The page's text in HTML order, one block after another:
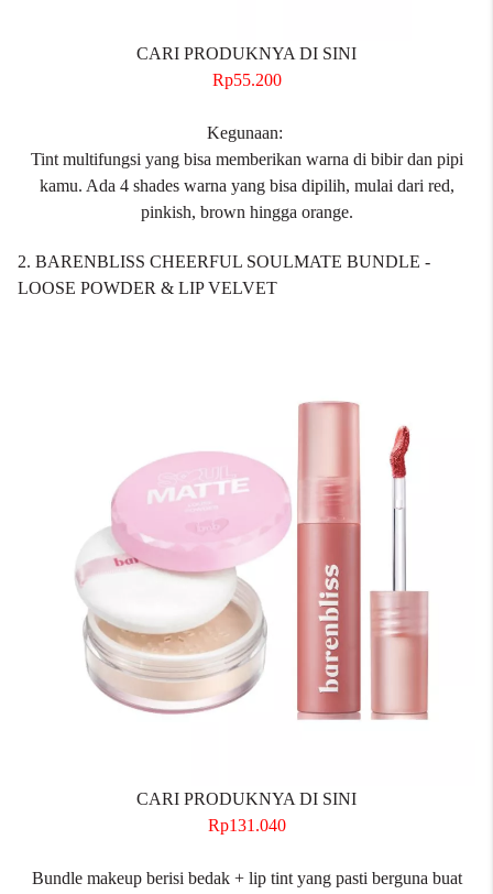
CARI PRODUKNYA DI SINI
Rp55.200
Kegunaan:
Tint multifungsi yang bisa memberikan warna di bibir dan pipi
kamu. Ada 4 shades warna yang bisa dipilih, mulai dari red,
pinkish, brown hingga orange.
2. BARENBLISS CHEERFUL SOULMATE BUNDLE -
LOOSE POWDER & LIP VELVET
CARI PRODUKNYA DI SINI
Rp131.040
Bundle makeup berisi bedak + lip tint yang pasti berguna buat